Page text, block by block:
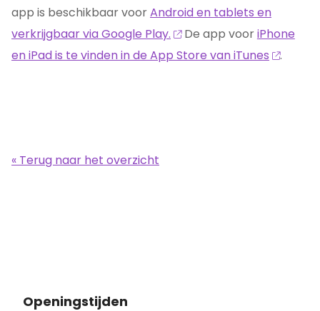
app is beschikbaar voorAndroid en tablets en
verkrijgbaar via Google Play.
De app vooriPhone
en iPad is te vinden in de App Store van iTunes
.
« Terug naar het overzicht
Openingstijden